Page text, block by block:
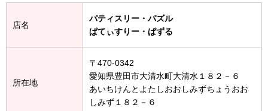
店名
パティスリー・パズル
ぱてぃすりー・ぱずる
所在地
〒470-0342
愛知県豊田市大清水町大清水１８２－６
あいちけんとよたしおおしみずちょうおお
しみず１８２－６